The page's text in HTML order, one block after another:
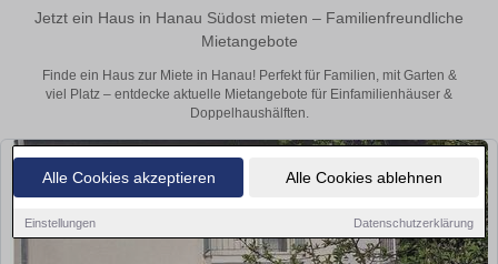
Alle Cookies akzeptieren Alle Cookies ablehnen
Einstellungen Datenschutzerklärung
Jetzt ein Haus in Hanau Südost mieten – Familienfreundliche
Mietangebote
Finde ein Haus zur Miete in Hanau! Perfekt für Familien, mit Garten &
viel Platz – entdecke aktuelle Mietangebote für Einfamilienhäuser &
Doppelhaushälften.